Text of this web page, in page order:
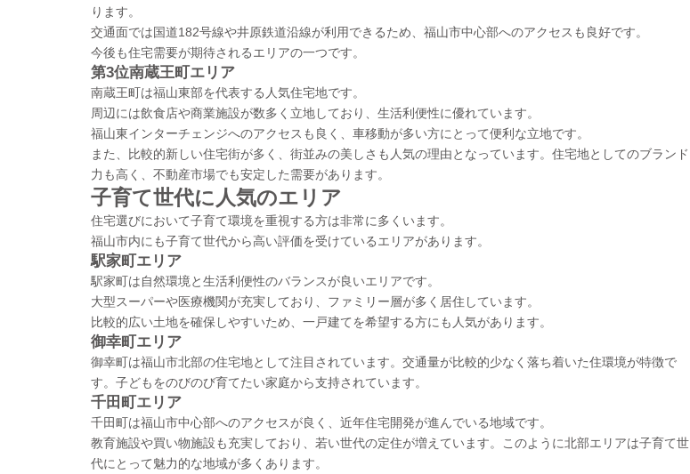
ります。
交通面では国道182号線や井原鉄道沿線が利用できるため、福山市中心部へのアクセスも良好です。
今後も住宅需要が期待されるエリアの一つです。
第3位南蔵王町エリア
南蔵王町は福山東部を代表する人気住宅地です。
周辺には飲食店や商業施設が数多く立地しており、生活利便性に優れています。
福山東インターチェンジへのアクセスも良く、車移動が多い方にとって便利な立地です。
また、比較的新しい住宅街が多く、街並みの美しさも人気の理由となっています。住宅地としてのブランド
力も高く、不動産市場でも安定した需要があります。
子育て世代に人気のエリア
住宅選びにおいて子育て環境を重視する方は非常に多くいます。
福山市内にも子育て世代から高い評価を受けているエリアがあります。
駅家町エリア
駅家町は自然環境と生活利便性のバランスが良いエリアです。
大型スーパーや医療機関が充実しており、ファミリー層が多く居住しています。
比較的広い土地を確保しやすいため、一戸建てを希望する方にも人気があります。
御幸町エリア
御幸町は福山市北部の住宅地として注目されています。交通量が比較的少なく落ち着いた住環境が特徴で
す。子どもをのびのび育てたい家庭から支持されています。
千田町エリア
千田町は福山市中心部へのアクセスが良く、近年住宅開発が進んでいる地域です。
教育施設や買い物施設も充実しており、若い世代の定住が増えています。このように北部エリアは子育て世
代にとって魅力的な地域が多くあります。